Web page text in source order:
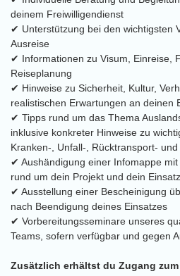
deinem Freiwilligendienst
✔ Unterstützung bei den wichtigsten
Ausreise
✔ Informationen zu Visum, Einreise,
Reiseplanung
✔ Hinweise zu Sicherheit, Kultur,
realistischen Erwartungen an deinen
✔ Tipps rund um das Thema
inklusive konkreter Hinweise zu
Kranken-, Unfall-, Rücktransport-
✔ Aushändigung einer Infomappe
rund um dein Projekt und dein
✔ Ausstellung einer Bescheinigung
nach Beendigung deines Einsatzes
✔ Vorbereitungsseminare unseres
Teams, sofern verfügbar und gegen
Zusätzlich erhältst du Zugang